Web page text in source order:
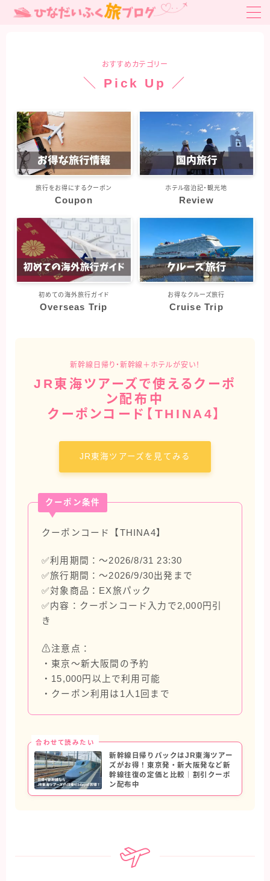
お得旅行・旅クーポン
はじめての海外旅行ガイド はじめての海外旅行ガイド
国内旅行
関東旅行
北陸・中部旅行
中国・四国旅行
九州・沖縄旅行
クルーズ旅行
オアシスオブザシーズ
クレジットカード・保険
イタリア旅行
シンガポール旅行
スペイン旅行
タイ旅行
ハワイ旅行
フィンランド旅行
フランス旅行
台湾旅行
おすすめカテゴリー
＼ Pick Up ／
旅行をお得にするクーポン
Coupon
ホテル宿泊記・観光地
Review
初めての海外旅行ガイド
Overseas Trip
お得なクルーズ旅行
Cruise Trip
新幹線日帰り・新幹線＋ホテルが安い！
JR東海ツアーズで使えるクーポ
ン配布中
クーポンコード【THINA4】
JR東海ツアーズを見てみる
クーポン条件
クーポンコード【THINA4】
✅利用期間：〜2026/8/31 23:30
✅旅行期間：〜2026/9/30出発まで
✅対象商品：EX旅パック
✅内容：クーポンコード入力で2,000円引
き
⚠️注意点：
・東京〜新大阪間の予約
・15,000円以上で利用可能
・クーポン利用は1人1回まで
合わせて読みたい
新幹線日帰りパックはJR東海ツアー
ズがお得！東京発・新大阪発など新
幹線往復の定価と比較｜割引クーポ
ン配布中